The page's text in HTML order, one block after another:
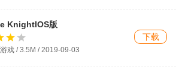
KnightIOS版
戏 / 3.5M / 2019-09-03
下载